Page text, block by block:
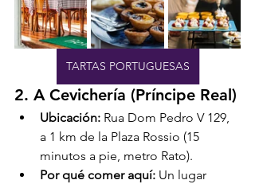
TARTAS PORTUGUESAS
2. A Cevichería (Príncipe Real)
Ubicación: Rua Dom Pedro V 129,
a 1 km de la Plaza Rossio (15
minutos a pie, metro Rato).
Por qué comer aquí: Un lugar